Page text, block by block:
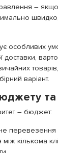
–
особливих
варіант.
та
– бюджет:
перевезення
між кількома